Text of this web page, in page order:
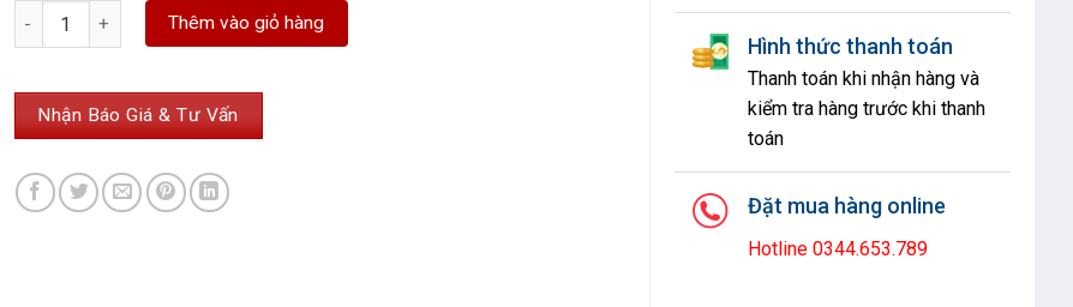
Hình thức thanh toán
Thanh toán khi nhận hàng và
kiểm tra hàng trước khi thanh
toán
Đặt mua hàng online
Hotline 0344.653.789
Mốc sứ Trắc địa số lượngThêm vào giỏ hàng
Nhận Báo Giá & Tư Vấn